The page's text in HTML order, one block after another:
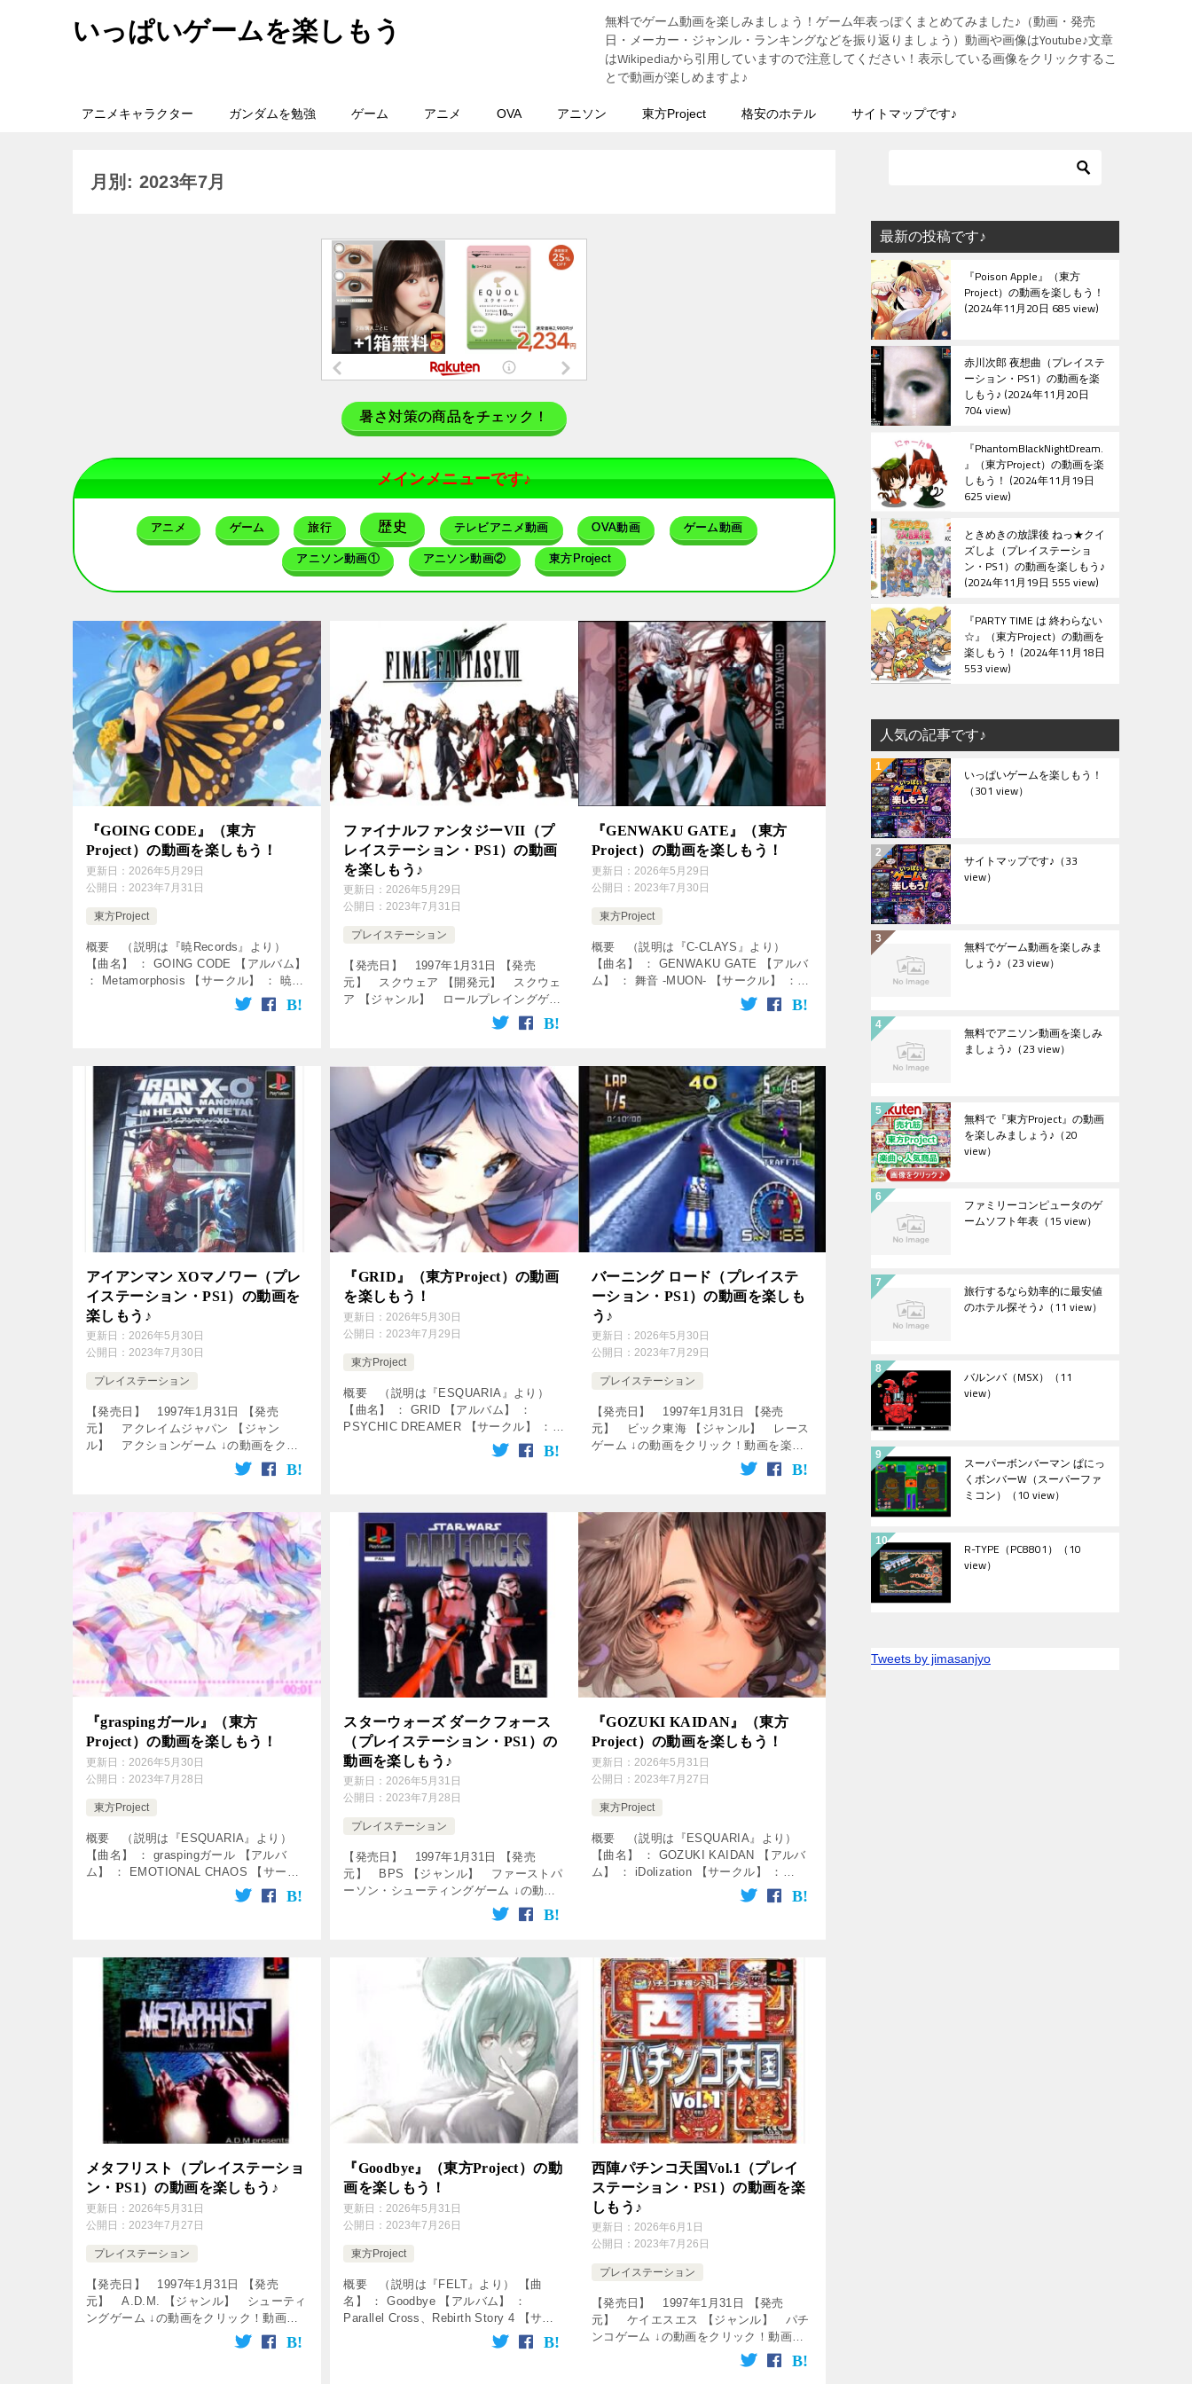
いっぱいゲームを楽しもう
無料でゲーム動画を楽しみましょう！ゲーム年表っぽくまとめてみました♪（動画・発売
日・メーカー・ジャンル・ランキングなどを振り返りましょう）動画や画像はYoutube♪文章
はWikipediaから引用していますので注意してください！表示している画像をクリックするこ
とで動画が楽しめますよ♪
アニメキャラクター ガンダムを勉強 ゲーム アニメ OVA アニソン 東方Project 格安のホテル サイトマップです♪
月別: 2023年7月
暑さ対策の商品をチェック！
メインメニューです♪
アニメ ゲーム 旅行 歴史 テレビアニメ動画 OVA動画 ゲーム動画
アニソン動画① アニソン動画② 東方Project
『GOING CODE』（東方
Project）の動画を楽しもう！
更新日： 2026年5月29日
公開日： 2023年7月31日
東方Project
概要 （説明は『暁Records』より）
【曲名】 ： GOING CODE 【アルバム】
： Metamorphosis 【サークル】 ： 暁
Records 【歌】 ： Stack 【作詞】 ：
ファイナルファンタジーVII（プ
レイステーション・PS1）の動画
を楽しもう♪
更新日：2026年5月29日
公開日：2023年7月31日
プレイステーション
【発売日】 1997年1月31日 【発売
元】 スクウェア 【開発元】 スクウェ
ア 【ジャンル】 ロールプレイングゲー
ム ↓の動画をクリック！動画を楽しめま
す♪ FF7OP集 [csshop service=” […]
『GENWAKU GATE』（東方
Project）の動画を楽しもう！
更新日： 2026年5月29日
公開日： 2023年7月30日
東方Project
概要 （説明は『C-CLAYS』より）
【曲名】 ： GENWAKU GATE 【アルバ
ム】 ： 舞音 -MUON- 【サークル】 ：
C-CLAYS 【歌】 ： 小峠 舞 【作詞】 ：
アイアンマン XOマノワー（プレ
イステーション・PS1）の動画を
楽しもう♪
更新日： 2026年5月30日
公開日： 2023年7月30日
プレイステーション
【発売日】 1997年1月31日 【発売
元】 アクレイムジャパン 【ジャン
ル】 アクションゲーム ↓の動画をクリ
ック！動画を楽しめます♪ [csshop
『GRID』（東方Project）の動画
を楽しもう！
更新日：2026年5月30日
公開日：2023年7月29日
東方Project
概要 （説明は『ESQUARIA』より）
【曲名】 ： GRID 【アルバム】 ：
PSYCHIC DREAMER 【サークル】 ：
ESQUARIA 【歌】 ： 綾倉盟 【作詞】
： 中路もとめ 【編曲】 ： RUON […]
バーニング ロード（プレイステ
ーション・PS1）の動画を楽しも
う♪
更新日： 2026年5月30日
公開日： 2023年7月29日
プレイステーション
【発売日】 1997年1月31日 【発売
元】 ビック東海 【ジャンル】 レース
ゲーム ↓の動画をクリック！動画を楽し
めます♪ [csshop service=”rakuten”
『graspingガール』（東方
Project）の動画を楽しもう！
更新日： 2026年5月30日
公開日： 2023年7月28日
東方Project
概要 （説明は『ESQUARIA』より）
【曲名】 ： graspingガール 【アルバ
ム】 ： EMOTIONAL CHAOS 【サーク
ル】 ： ESQUARIA 【歌】 ： CHICACO
【作詞】 ： あおまふ 【 […]
スターウォーズ ダークフォース
（プレイステーション・PS1）の
動画を楽しもう♪
更新日：2026年5月31日
公開日：2023年7月28日
プレイステーション
【発売日】 1997年1月31日 【発売
元】 BPS 【ジャンル】 ファーストパ
ーソン・シューティングゲーム ↓の動画
をクリック！動画を楽しめます♪ [csshop
『GOZUKI KAIDAN』（東方
Project）の動画を楽しもう！
更新日： 2026年5月31日
公開日： 2023年7月27日
東方Project
概要 （説明は『ESQUARIA』より）
【曲名】 ： GOZUKI KAIDAN 【アルバ
ム】 ： iDolization 【サークル】 ：
ESQUARIA 【歌】 ： CHICACO 【作
メタフリスト（プレイステーショ
ン・PS1）の動画を楽しもう♪
更新日： 2026年5月31日
公開日： 2023年7月27日
プレイステーション
【発売日】 1997年1月31日 【発売
元】 A.D.M. 【ジャンル】 シューティ
ングゲーム ↓の動画をクリック！動画を
楽しめます♪ メタフリスト （PS1）
[csshop service=”rakute […]
『Goodbye』（東方Project）の動
画を楽しもう！
更新日：2026年5月31日
公開日：2023年7月26日
東方Project
概要 （説明は『FELT』より） 【曲
名】 ： Goodbye 【アルバム】 ：
Parallel Cross、Rebirth Story 4 【サー
クル】 ： FELT 【歌】 ： Vivienne 【作
西陣パチンコ天国Vol.1（プレイ
ステーション・PS1）の動画を楽
しもう♪
更新日： 2026年6月1日
公開日： 2023年7月26日
プレイステーション
【発売日】 1997年1月31日 【発売
元】 ケイエスエス 【ジャンル】 パチ
ンコゲーム ↓の動画をクリック！動画を
楽しめます♪ [csshop service=”rakuten”
最新の投稿です♪
『Poison Apple』（東方
Project）の動画を楽しもう！
2024年11月20日 685 view
赤川次郎 夜想曲（プレイステ
ーション・PS1）の動画を楽
しもう♪ 2024年11月20日
704 view
『PhantomBlackNightDream.
』（東方Project）の動画を楽
しもう！ 2024年11月19日
625 view
ときめきの放課後 ねっ★クイ
ズしよ（プレイステーショ
ン・PS1）の動画を楽しもう♪
2024年11月19日 555 view
『PARTY TIME は 終わらない
☆』（東方Project）の動画を
楽しもう！ 2024年11月18日
553 view
人気の記事です♪
いっぱいゲームを楽しもう！
（301 view）
サイトマップです♪ （33
view）
無料でゲーム動画を楽しみま
しょう♪ （23 view）
無料でアニソン動画を楽しみ
ましょう♪ （23 view）
無料で『東方Project』の動画
を楽しみましょう♪ （20
view）
ファミリーコンピュータのゲ
ームソフト年表 （15 view）
旅行するなら効率的に最安値
のホテル探そう♪ （11 view）
バルンバ（MSX） （11
view）
スーパーボンバーマン ぱにっ
くボンバーW（スーパーファ
ミコン） （10 view）
R-TYPE（PC8801） （10
view）
Tweets by jimasanjyo